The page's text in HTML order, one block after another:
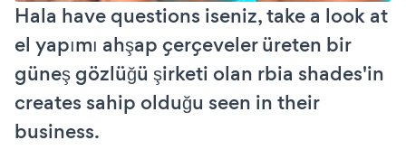
Hala have questions iseniz, take a look at
el yapımı ahşap çerçeveler üreten bir
güneş gözlüğü şirketi olan rbia shades'in
creates sahip olduğu seen in their
business.